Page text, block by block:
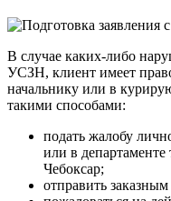
В случае каких-либо
УСЗН, клиент имеет
начальнику или в
такими способами:
подать жалобу
или в
Чебоксар;
отправить